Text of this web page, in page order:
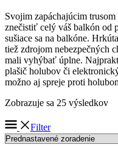
Svojim zapáchajúcim
znečistiť celý váš balkón od
sušiace sa na balkóne.
tiež zdrojom nebezpečných
mali vyhýbať úplne.
plašič holubov či
možno aj spreje proti
Zobrazuje sa 25 výsledkov
Filter